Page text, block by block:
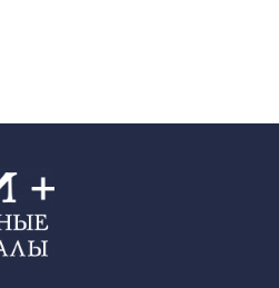
приятный запах. Вагонка из липы
легкости. Липа с её светлой